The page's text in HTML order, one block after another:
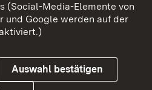
Barrierefreiheit
Cookies
(Social-Media-Elemente von
und Google werden auf der
Auswahl bestätigen